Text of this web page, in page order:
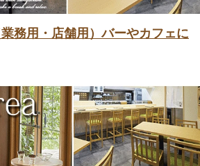
務用・店舗用）バーやカフェに